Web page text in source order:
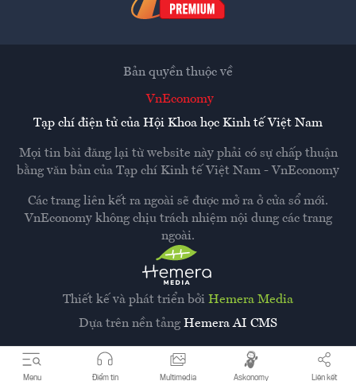
Menu Điểm tin Multimedia Askonomy Liên kết
Thiết kế và phát triển bởi Hemera Media
Dựa trên nền tảng Hemera AI CMS
Bản quyền thuộc về
VnEconomy
Tạp chí điện tử của Hội Khoa học Kinh tế Việt Nam
Mọi tin bài đăng lại từ website này phải có sự chấp thuận
bằng văn bản của Tạp chí Kinh tế Việt Nam - VnEconomy
Các trang liên kết ra ngoài sẽ được mở ra ở cửa sổ mới.
VnEconomy không chịu trách nhiệm nội dung các trang
ngoài.